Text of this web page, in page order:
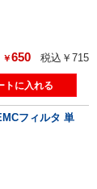
￥650 税込￥715
フィルタ 単